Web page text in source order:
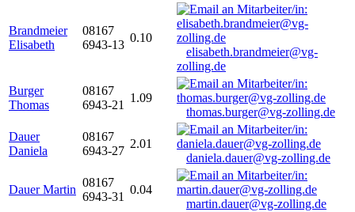
Brandmeier
Elisabeth
08167
6943-13
0.10
elisabeth.brandmeier@vg-
zolling.de
Burger
Thomas
08167
6943-21
1.09
thomas.burger@vg-zolling.de
Dauer
Daniela
08167
6943-27
2.01
daniela.dauer@vg-zolling.de
Dauer Martin
08167
6943-31
0.04
martin.dauer@vg-zolling.de